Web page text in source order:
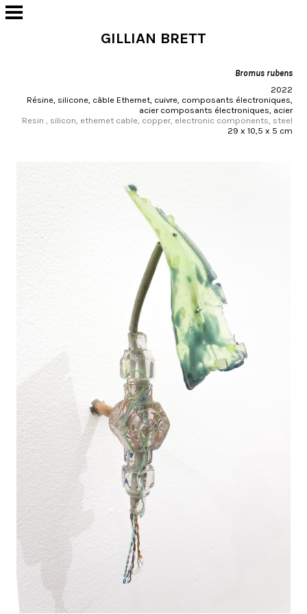
GILLIAN BRETT
Bromus rubens
2022
Résine, silicone, câble Ethernet, cuivre, composants électroniques,
acier composants électroniques, acier
Resin , silicon, ethernet cable, copper, electronic components, steel
29 x 10,5 x 5 cm